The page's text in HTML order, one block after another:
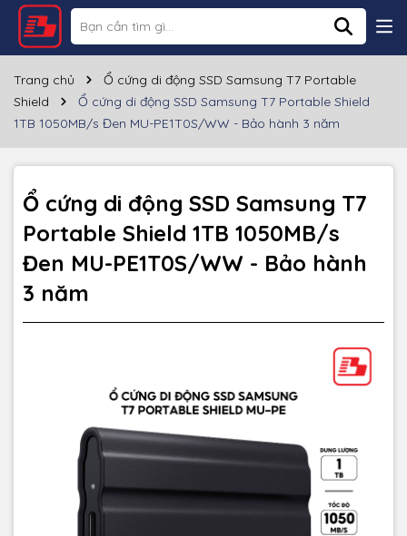
Trang chủ
Ổ cứng di động SSD Samsung T7 Portable
Shield
Ổ cứng di động SSD Samsung T7 Portable Shield
1TB 1050MB/s Đen MU-PE1T0S/WW - Bảo hành 3 năm
Ổ cứng di động SSD Samsung T7
Portable Shield 1TB 1050MB/s
Đen MU-PE1T0S/WW - Bảo hành
3 năm
Thông số kỹ thuật